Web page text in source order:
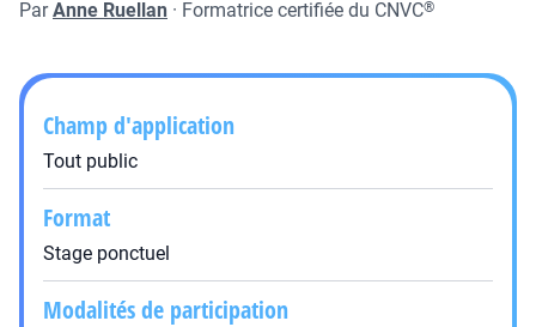
ParAnne Ruellan · Formatrice certifiée du CNVC®
Champ d'application
Tout public
Format
Stage ponctuel
Modalités de participation